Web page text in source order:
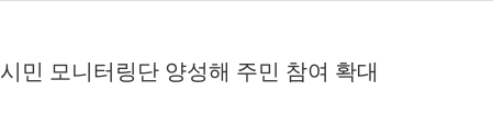
시민 모니터링단 양성해 주민 참여 확대